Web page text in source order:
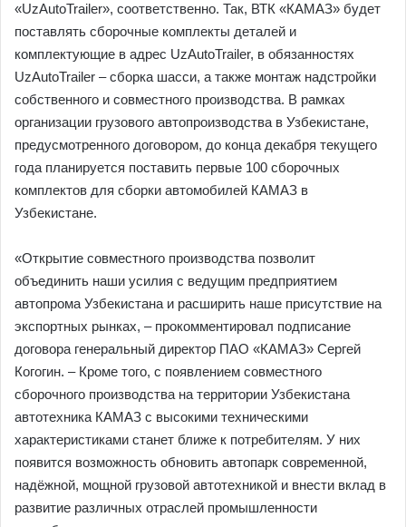
«UzAutoTrailer», соответственно. Так, ВТК «КАМАЗ» будет
поставлять сборочные комплекты деталей и
комплектующие в адрес UzAutoTrailer, в обязанностях
UzAutoTrailer – сборка шасси, а также монтаж надстройки
собственного и совместного производства. В рамках
организации грузового автопроизводства в Узбекистане,
предусмотренного договором, до конца декабря текущего
года планируется поставить первые 100 сборочных
комплектов для сборки автомобилей КАМАЗ в
Узбекистане.
«Открытие совместного производства позволит
объединить наши усилия с ведущим предприятием
автопрома Узбекистана и расширить наше присутствие на
экспортных рынках, – прокомментировал подписание
договора генеральный директор ПАО «КАМАЗ» Сергей
Когогин. – Кроме того, с появлением совместного
сборочного производства на территории Узбекистана
автотехника КАМАЗ с высокими техническими
характеристиками станет ближе к потребителям. У них
появится возможность обновить автопарк современной,
надёжной, мощной грузовой автотехникой и внести вклад в
развитие различных отраслей промышленности